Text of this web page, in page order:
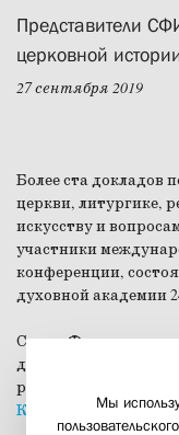
Представители
церковной
27 сентября 2019
Более ста докладов
церкви, литургике,
искусству и
участники
конференции,
духовной академии
Свято-
декан исторического
руководитель
Кузнецова.
Мы